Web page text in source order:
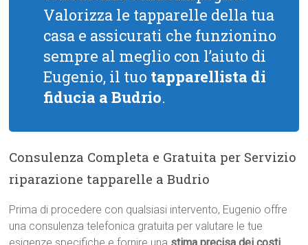
Valorizza le tapparelle della tua
casa e assicurati che funzionino
sempre al meglio con l’aiuto di
Eugenio, il tuo tapparellista di
fiducia a Budrio.
Consulenza Completa e Gratuita per Servizio
riparazione tapparelle a Budrio
Prima di procedere con qualsiasi intervento, Eugenio offre
una consulenza telefonica gratuita per valutare le tue